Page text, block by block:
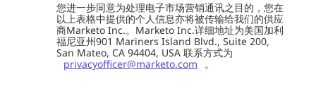
您进一步同意为处理电子市场营销通讯之目的，您在
以上表格中提供的个人信息亦将被传输给我们的供应
商Marketo Inc.。Marketo Inc.详细地址为美国加利
福尼亚州901 Mariners Island Blvd., Suite 200,
San Mateo, CA 94404, USA 联系方式为
privacyofficer@marketo.com
。